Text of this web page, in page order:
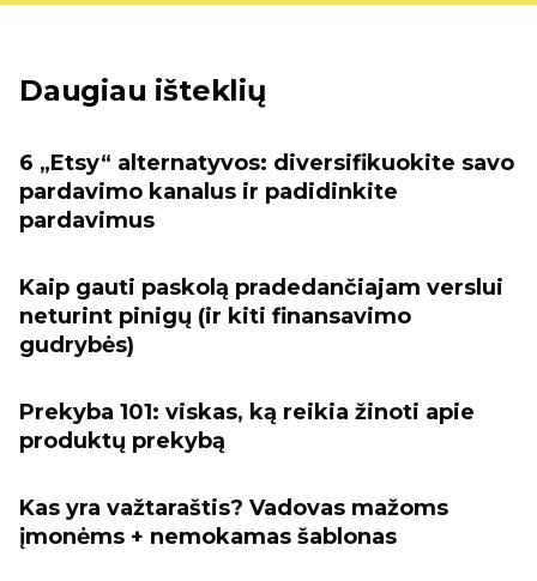
Daugiau išteklių
6 „Etsy“ alternatyvos: diversifikuokite savo
pardavimo kanalus ir padidinkite
pardavimus
Kaip gauti paskolą pradedančiajam verslui
neturint pinigų (ir kiti finansavimo
gudrybės)
Prekyba 101: viskas, ką reikia žinoti apie
produktų prekybą
Kas yra važtaraštis? Vadovas mažoms
įmonėms + nemokamas šablonas